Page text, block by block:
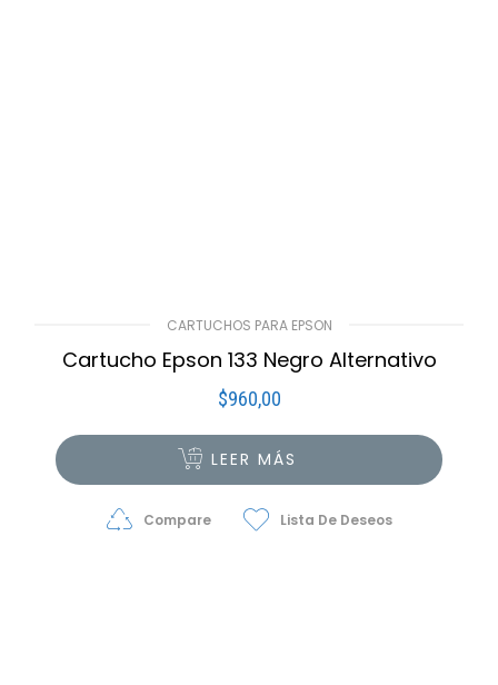
CARTUCHOS PARA EPSON
Cartucho Epson 133 Negro Alternativo
$960,00
LEER MÁS
Compare Lista De Deseos